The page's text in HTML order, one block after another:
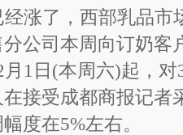
涨了，西部乳品
公司本周向订奶客
1日(本周六)起，
接受成都商报记者
度在5%左右。